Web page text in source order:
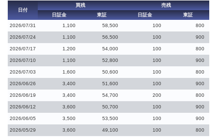
日付
買残
売残
日証金
東証 日証金
東証
2026/07/31
1,100 58,500 100 800
2026/07/24 1,100 56,500 100 900
2026/07/17 1,200 54,000 100 800
2026/07/10 1,100 52,800 100 900
2026/07/03 1,600 50,600 100 800
2026/06/26 3,400 51,600 100 900
2026/06/19 3,400 54,700 200 800
2026/06/12 3,600 50,700 100 900
2026/06/05 3,500 53,500 100 900
2026/05/29 3,600 49,100 100 800